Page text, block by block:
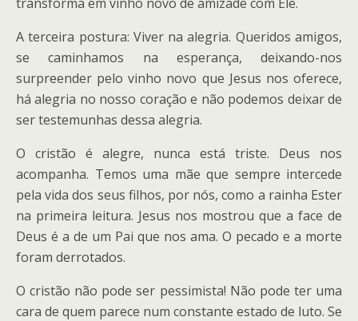
A terceira postura: Viver na alegria. Queridos amigos,
se caminhamos na esperança, deixando-nos
surpreender pelo vinho novo que Jesus nos oferece,
há alegria no nosso coração e não podemos deixar de
ser testemunhas dessa alegria.
O cristão é alegre, nunca está triste. Deus nos
acompanha. Temos uma mãe que sempre intercede
pela vida dos seus filhos, por nós, como a rainha Ester
na primeira leitura. Jesus nos mostrou que a face de
Deus é a de um Pai que nos ama. O pecado e a morte
foram derrotados.
O cristão não pode ser pessimista! Não pode ter uma
cara de quem parece num constante estado de luto. Se